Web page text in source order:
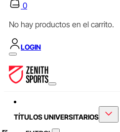
0
No hay productos en el carrito.
LOGIN
TÍTULOS UNIVERSITARIOS